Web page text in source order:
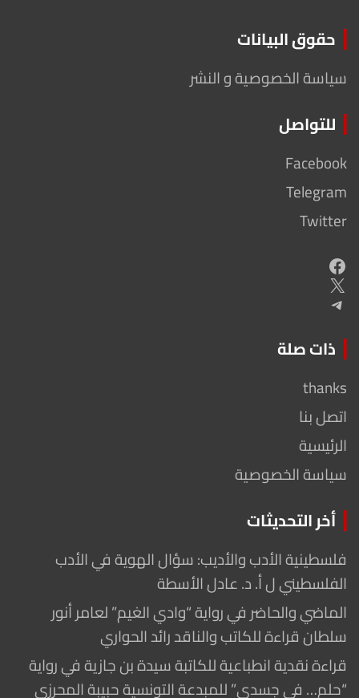
حقوق البيانات
سياسة الخصوصية و النشر
للتواصل
Facebook
Telegram
Twitter
Facebook
X
Telegram
ذات صلة
thanks
اتصل بنا
الرئيسية
سياسة الخصوصية
أخر التحديثات
فلسطينية الأدب والأديب: سؤال الهوية في الأدب
الفلسطيني ل أ. د. عادل الأسطة
الماضي والحاضر في رواية “وادي الغيم” لعامر أنور
سلطان قراءة للكاتب والناقد رائد الحواري
قراءة نقدية انطباعية للكاتبة سيدة بن جازية في رواية
“حلم… في جسدي” للمبدعة التونسية حبيبة المحرزي